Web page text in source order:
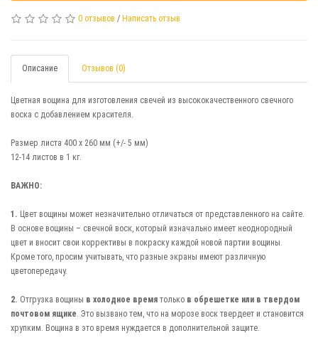
0 отзывов / Написать отзыв
Описание Отзывов (0)
Цветная вощина для изготовления свечей из высококачественного свечного
воска с добавлением красителя.
Размер листа 400 х 260 мм (+/- 5 мм)
12-14 листов в 1 кг.
ВАЖНО:
1. Цвет вощины может незначительно отличаться от представленного на сайте.
В основе вощины – свечной воск, который изначально имеет неоднородный
цвет и вносит свои коррективы в покраску каждой новой партии вощины.
Кроме того, просим учитывать, что разные экраны имеют различную
цветопередачу.
2. Отгрузка вощины в холодное время только в обрешетке или в твердом
почтовом ящике. Это вызвано тем, что на морозе воск твердеет и становится
хрупким. Вощина в это время нуждается в дополнительной защите.